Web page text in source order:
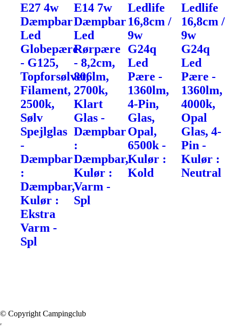
E27 4w
Dæmpbar
Led
Globepære
- G125,
Topforsølvet,
Filament,
2500k,
Sølv
Spejlglas
-
Dæmpbar
:
Dæmpbar,
Kulør :
Ekstra
Varm -
Spl
E14 7w
Dæmpbar
Led
Rørpære
- 8,2cm,
806lm,
2700k,
Klart
Glas -
Dæmpbar
:
Dæmpbar,
Kulør :
Varm -
Spl
Ledlife
16,8cm /
9w
G24q
Led
Pære -
1360lm,
4-Pin,
Glas,
Opal,
6500k -
Kulør :
Kold
Ledlife
16,8cm /
9w
G24q
Led
Pære -
1360lm,
4000k,
Opal
Glas, 4-
Pin -
Kulør :
Neutral
© Copyright Campingclub